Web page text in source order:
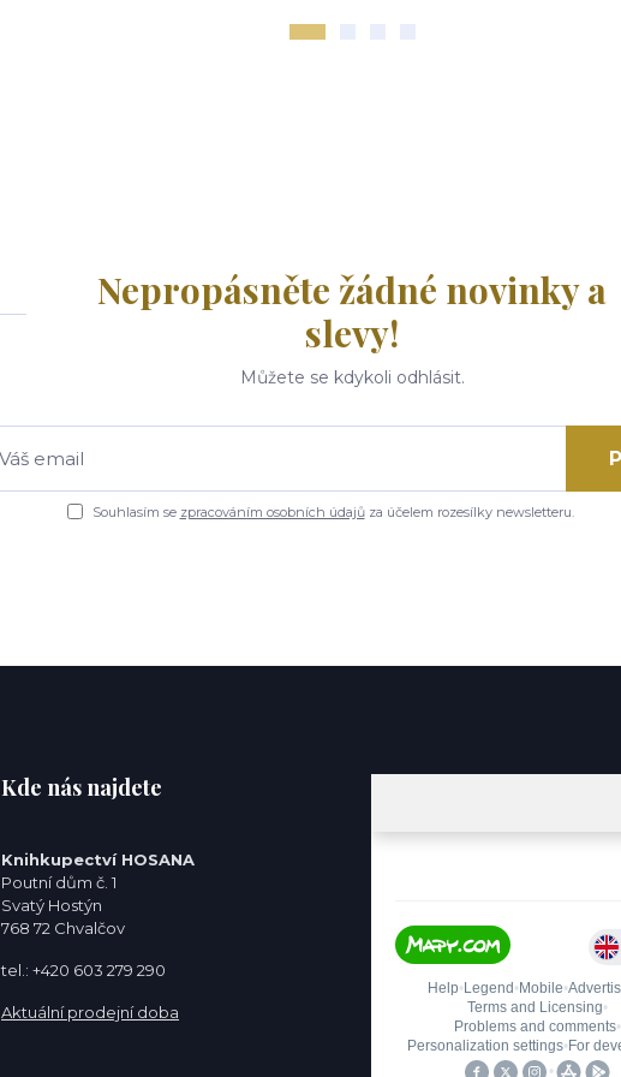
Nepropásněte žádné novinky a
slevy!
Můžete se kdykoli odhlásit.
Souhlasím se zpracováním osobních údajůza účelem rozesílky newsletteru.
Kde nás najdete
Knihkupectví HOSANA
Poutní dům č. 1
Svatý Hostýn
768 72 Chvalčov
tel.: +420 603 279 290
Aktuální prodejní doba